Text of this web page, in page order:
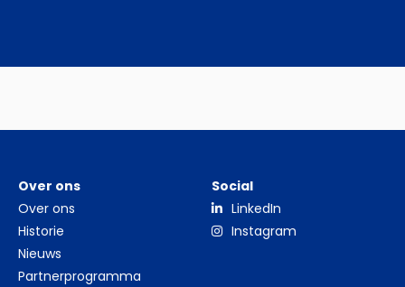
Over ons
Over ons
Historie
Nieuws
Partnerprogramma
Social
LinkedIn
Instagram